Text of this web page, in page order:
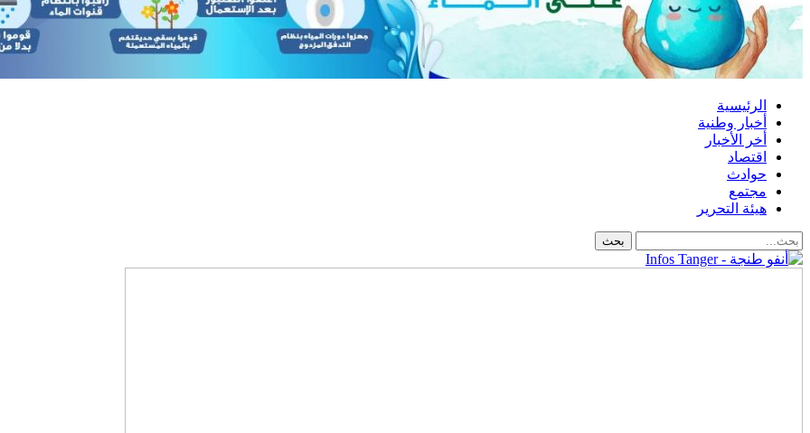
الرئيسية
أخبار وطنية
أخر الأخبار
اقتصاد
حوادث
مجتمع
هيئة التحرير